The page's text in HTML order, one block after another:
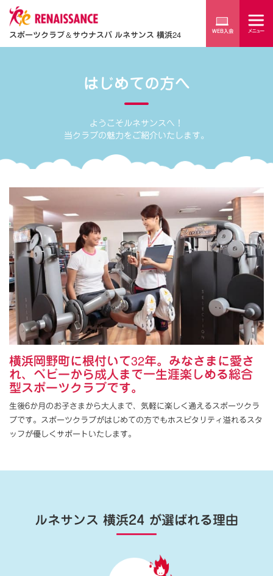
スポーツクラブ＆サウナスパ ルネサンス 横浜24
はじめての方へ
ようこそルネサンスへ！
当クラブの魅力をご紹介いたします。
横浜岡野町に根付いて32年。みなさまに愛さ
れ、ベビーから成人まで一生涯楽しめる総合
型スポーツクラブです。
生後6か月のお子さまから大人まで、気軽に楽しく通えるスポーツクラ
ブです。スポーツクラブがはじめての方でもホスピタリティ溢れるスタ
ッフが優しくサポートいたします。
ルネサンス 横浜24 が選ばれる理由